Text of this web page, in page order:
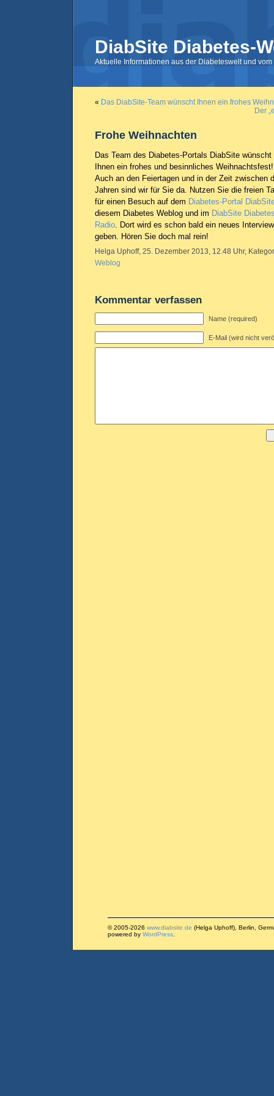
DiabSite Diabetes-
Aktuelle Informationen aus der Diabeteswelt und
« Das DiabSite-Team wünscht Ihnen ein frohes
Der
Frohe Weihnachten
Das Team des Diabetes-Portals DiabSite wünscht
Ihnen ein frohes und besinnliches Weihnachtsfest!
Auch an den Feiertagen und in der Zeit zwischen
Jahren sind wir für Sie da. Nutzen Sie die freien
für einen Besuch auf dem Diabetes-Portal
diesem Diabetes Weblog und im DiabSite
Radio. Dort wird es schon bald ein neues Interview
geben. Hören Sie doch mal rein!
Helga Uphoff, 25. Dezember 2013, 12.48 Uhr,
Weblog
Kommentar verfassen
Name (required)
E-Mail (wird nicht
© 2005-2026 www.diabsite.de (Helga Uphoff), Berlin,
powered by WordPress.